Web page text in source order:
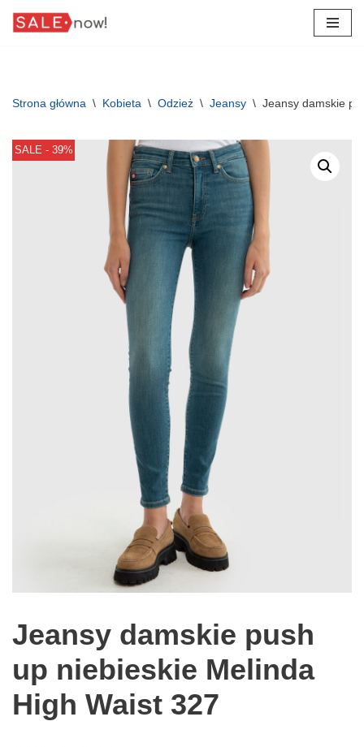
Strona główna \ Kobieta \ Odzież \ Jeansy \ Jeansy damskie
SALE - 39%
Jeansy damskie push
up niebieskie Melinda
High Waist 327